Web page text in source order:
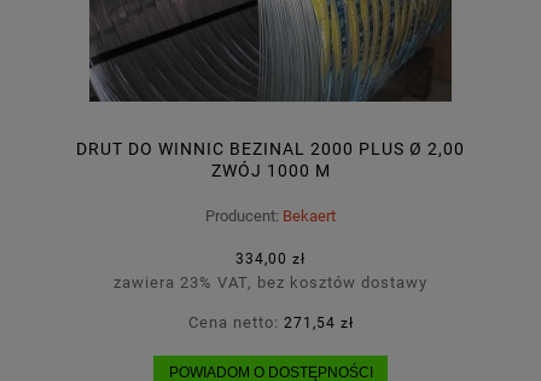
DRUT DO WINNIC BEZINAL 2000 PLUS Ø 2,00
ZWÓJ 1000 M
Producent: Bekaert
334,00 zł
zawiera 23% VAT, bez kosztów dostawy
Cena netto: 271,54 zł
POWIADOM O DOSTĘPNOŚCI